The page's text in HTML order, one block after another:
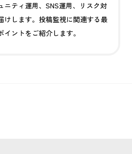
ニティ運用、SNS運用、リスク対
けします。投稿監視に関連する最
ントをご紹介します。